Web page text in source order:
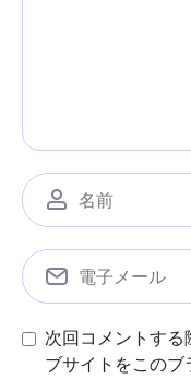
次回コメントす
ブサイトをこのブ